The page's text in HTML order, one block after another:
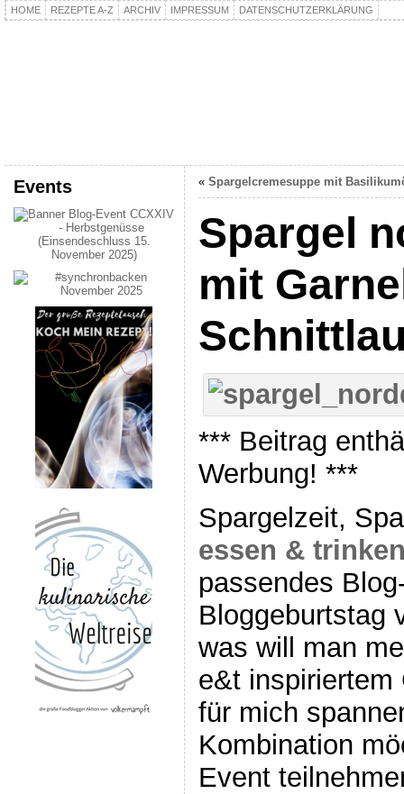
HOME REZEPTE A-Z ARCHIV IMPRESSUM DATENSCHUTZERKLÄRUNG
Events « Spargelcremesuppe mit
Spargel
mit
*** Beitrag
Werbung! ***
Spargelzeit,
essen &
passendes
Bloggeburtstag
was will man
e&t inspiriertem
für mich
Kombination
Event